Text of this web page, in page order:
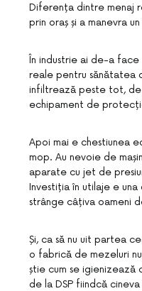
Diferența dintre menaj
prin oraș și a manevra
În industrie ai de-a face
reale pentru sănătatea
infiltrează peste tot, de
echipament de
Apoi mai e chestiunea
mop. Au nevoie de
aparate cu jet de
Investiția în utilaje e
strânge câțiva oameni
Și, ca să nu uit partea
o fabrică de mezeluri
știe cum se igienizează
de la DSP fiindcă